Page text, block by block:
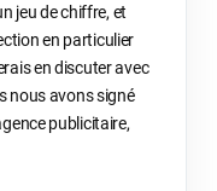
jeu de chiffre, et
en particulier
en discuter avec
nous avons signé
publicitaire,